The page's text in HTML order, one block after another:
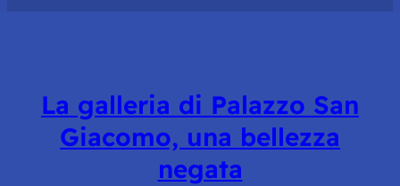
La galleria di Palazzo San
Giacomo, una bellezza
negata